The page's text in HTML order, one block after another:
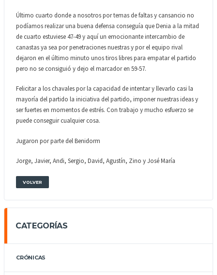
Último cuarto donde a nosotros por temas de faltas y cansancio no
podíamos realizar una buena defensa conseguía que Denia a la mitad
de cuarto estuviese 47-49 y aquí un emocionante intercambio de
canastas ya sea por penetraciones nuestras y por el equipo rival
dejaron en el último minuto unos tiros libres para empatar el partido
pero no se consiguió y dejo el marcador en 59-57.
Felicitar a los chavales por la capacidad de intentar y llevarlo casi la
mayoría del partido la iniciativa del partido, imponer nuestras ideas y
ser fuertes en momentos de estrés. Con trabajo y mucho esfuerzo se
puede conseguir cualquier cosa.
Jugaron por parte del Benidorm
Jorge, Javier, Andi, Sergio, David, Agustín, Zino y José María
VOLVER
CATEGORÍAS
CRÓNICAS